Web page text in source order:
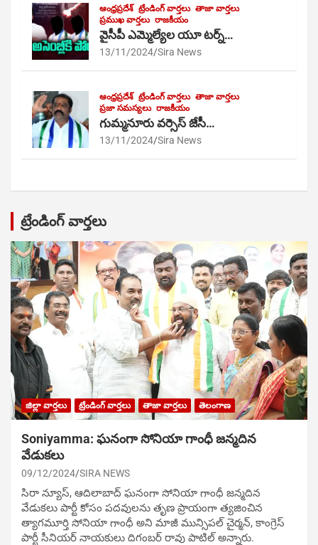
ఆంధ్రప్రదేశ్ ట్రేండింగ్ వార్తలు తాజా వార్తలు
ప్రముఖ వార్తలు రాజకీయం
వైసీపీ ఎమ్మెల్యేల యూ టర్న్…
13/11/2024 Sira News
ఆంధ్రప్రదేశ్ ట్రేండింగ్ వార్తలు తాజా వార్తలు
ప్రజా సమస్యలు రాజకీయం
గుమ్మనూరు వర్సెస్ జేసీ…
13/11/2024 Sira News
ట్రేండింగ్ వార్తలు
జిల్లా వార్తలు ట్రేండింగ్ వార్తలు తాజా వార్తలు తెలంగాణ
Soniyamma: ఘ‌నంగా సోనియా గాంధీ జ‌న్మ‌దిన
వేడుక‌లు
09/12/2024 SIRA NEWS
సిరా న్యూస్, ఆదిలాబాద్ ఘ‌నంగా సోనియా గాంధీ జ‌న్మ‌దిన
వేడుక‌లు పార్టీ కోసం ప‌ద‌వుల‌ను తృణ ప్రాయంగా త్య‌జించిన
త్యాగమూర్తి సోనియా గాంధీ అని మాజీ మున్సిప‌ల్ చైర్మ‌న్, కాంగ్రెస్
పార్టీ సీనియ‌ర్ నాయ‌కులు దిగంబ‌ర్ రావు పాటిల్ అన్నారు.